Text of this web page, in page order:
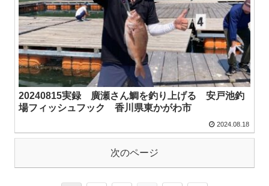
20240815実録 廣瀬さん鯛を釣り上げる 安戸池釣
場フィッシュフック 香川県東かがわ市
2024.08.18
次のページ